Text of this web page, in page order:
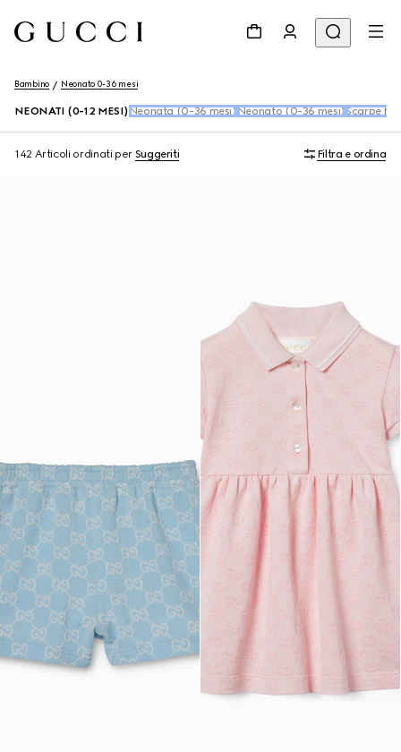
Bambino Neonato 0-36 mesi
NEONATI (0-12 MESI) Neonata (0-36 mesi) Neonato (0-36 mesi) Scarpe
142 Articoli ordinati per Suggeriti Filtra e ordina